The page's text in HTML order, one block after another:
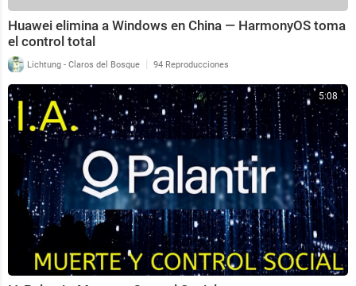
Huawei elimina a Windows en China — HarmonyOS toma
el control total
Lichtung - Claros del Bosque | 94 Reproducciones
5:08